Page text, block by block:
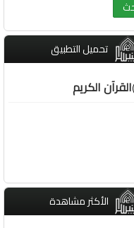
تحميل التطبيق
القرآن الكريم
الأكثر مشاهدة